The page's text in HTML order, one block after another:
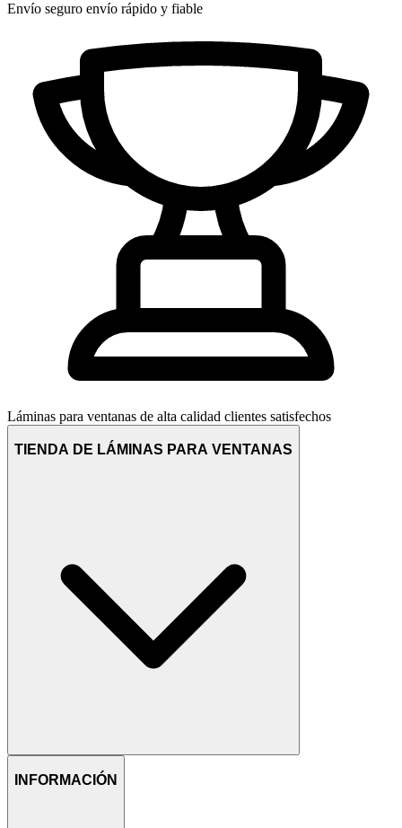
Envío seguro envío rápido y fiable
Láminas para ventanas de alta calidad clientes satisfechos
TIENDA DE LÁMINAS PARA VENTANAS
INFORMACIÓN